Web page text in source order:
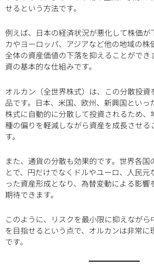
せるという方法です。
例えば、日本の経済状況が悪化して株価が
カやヨーロッパ、アジアなど他の地域の株
全体の資産価値の下落を抑えることができ
資の基本的な仕組みです。
オルカン（全世界株式）は、この分散投資
品です。日本、米国、欧州、新興国といっ
株式に自動的に分散して投資されるため、
種の偏りを軽減しながら資産を成長させる
す。
また、通貨の分散も効果的です。世界各国
とで、円だけでなくドルやユーロ、人民元
った資産形成となり、為替変動による影響
期待できます。
このように、リスクを最小限に抑えなが
を目指せるという点で、オルカンは非常に
です。